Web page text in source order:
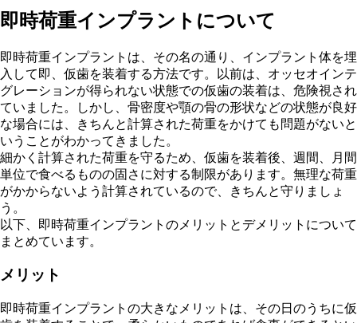
即時荷重インプラントについて
即時荷重インプラントは、その名の通り、インプラント体を埋
入して即、仮歯を装着する方法です。以前は、オッセオインテ
グレーションが得られない状態での仮歯の装着は、危険視され
ていました。しかし、骨密度や顎の骨の形状などの状態が良好
な場合には、きちんと計算された荷重をかけても問題がないと
いうことがわかってきました。
細かく計算された荷重を守るため、仮歯を装着後、週間、月間
単位で食べるものの固さに対する制限があります。無理な荷重
がかからないよう計算されているので、きちんと守りましょ
う。
以下、即時荷重インプラントのメリットとデメリットについて
まとめています。
メリット
即時荷重インプラントの大きなメリットは、その日のうちに仮